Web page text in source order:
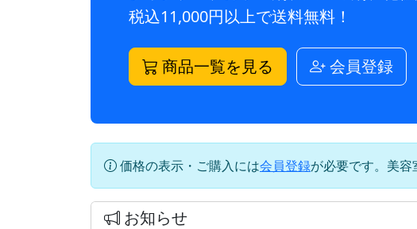
税込11,000円以上で送料無料！
商品一覧を見る 会員登録
価格の表示・ご購入には会員登録が必要です。美容
お知らせ